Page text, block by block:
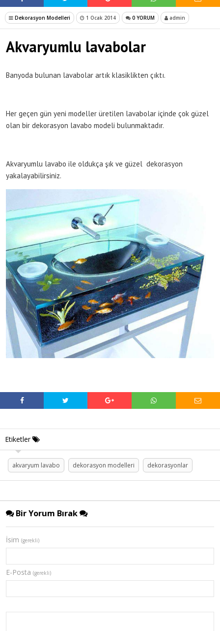
Dekorasyon Modelleri 1 Ocak 2014 0 YORUM admin
Akvaryumlu lavabolar
Banyoda bulunan lavabolar artık klasiklikten çıktı.
Her geçen gün yeni modeller üretilen lavabolar içinde çok güzel
olan bir dekorasyon lavabo modeli bulunmaktadır.
Akvaryumlu lavabo ile oldukça şık ve güzel dekorasyon
yakalayabilirsiniz.
Etiketler
akvaryum lavabo dekorasyon modelleri dekorasyonlar
Bir Yorum Bırak
İsim (gerekli)
E-Posta (gerekli)